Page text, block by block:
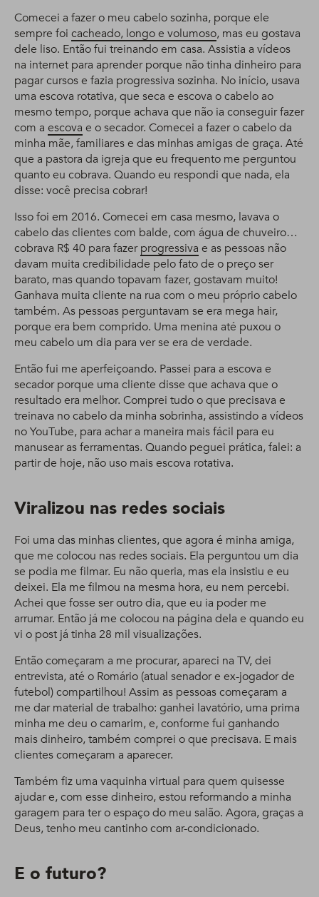
Comecei a fazer o meu cabelo sozinha, porque ele
sempre foi cacheado, longo e volumoso, mas eu gostava
dele liso. Então fui treinando em casa. Assistia a vídeos
na internet para aprender porque não tinha dinheiro para
pagar cursos e fazia progressiva sozinha. No início, usava
uma escova rotativa, que seca e escova o cabelo ao
mesmo tempo, porque achava que não ia conseguir fazer
com a escova e o secador. Comecei a fazer o cabelo da
minha mãe, familiares e das minhas amigas de graça. Até
que a pastora da igreja que eu frequento me perguntou
quanto eu cobrava. Quando eu respondi que nada, ela
disse: você precisa cobrar!
Isso foi em 2016. Comecei em casa mesmo, lavava o
cabelo das clientes com balde, com água de chuveiro…
cobrava R$ 40 para fazerprogressiva e as pessoas não
davam muita credibilidade pelo fato de o preço ser
barato, mas quando topavam fazer, gostavam muito!
Ganhava muita cliente na rua com o meu próprio cabelo
também. As pessoas perguntavam se era mega hair,
porque era bem comprido. Uma menina até puxou o
meu cabelo um dia para ver se era de verdade.
Então fui me aperfeiçoando. Passei para a escova e
secador porque uma cliente disse que achava que o
resultado era melhor. Comprei tudo o que precisava e
treinava no cabelo da minha sobrinha, assistindo a vídeos
no YouTube, para achar a maneira mais fácil para eu
manusear as ferramentas. Quando peguei prática, falei: a
partir de hoje, não uso mais escova rotativa.
Viralizou nas redes sociais
Foi uma das minhas clientes, que agora é minha amiga,
que me colocou nas redes sociais. Ela perguntou um dia
se podia me filmar. Eu não queria, mas ela insistiu e eu
deixei. Ela me filmou na mesma hora, eu nem percebi.
Achei que fosse ser outro dia, que eu ia poder me
arrumar. Então já me colocou na página dela e quando eu
vi o post já tinha 28 mil visualizações.
Então começaram a me procurar, apareci na TV, dei
entrevista, até o Romário (atual senador e ex-jogador de
futebol) compartilhou! Assim as pessoas começaram a
me dar material de trabalho: ganhei lavatório, uma prima
minha me deu o camarim, e, conforme fui ganhando
mais dinheiro, também comprei o que precisava. E mais
clientes começaram a aparecer.
Também fiz uma vaquinha virtual para quem quisesse
ajudar e, com esse dinheiro, estou reformando a minha
garagem para ter o espaço do meu salão. Agora, graças a
Deus, tenho meu cantinho com ar-condicionado.
E o futuro?